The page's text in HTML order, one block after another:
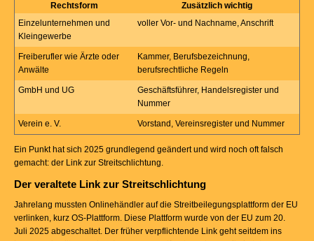
Rechtsform
Zusätzlich wichtig
Einzelunternehmen und
Kleingewerbe
voller Vor- und Nachname, Anschrift
Freiberufler wie Ärzte oder
Anwälte
Kammer, Berufsbezeichnung,
berufsrechtliche Regeln
GmbH und UG
Geschäftsführer, Handelsregister und
Nummer
Verein e. V. Vorstand, Vereinsregister und Nummer
Ein Punkt hat sich 2025 grundlegend geändert und wird noch oft falsch
gemacht: der Link zur Streitschlichtung.
Der veraltete Link zur Streitschlichtung
Jahrelang mussten Onlinehändler auf die Streitbeilegungsplattform der EU
verlinken, kurz OS-Plattform. Diese Plattform wurde von der EU zum 20.
Juli 2025 abgeschaltet. Der früher verpflichtende Link geht seitdem ins